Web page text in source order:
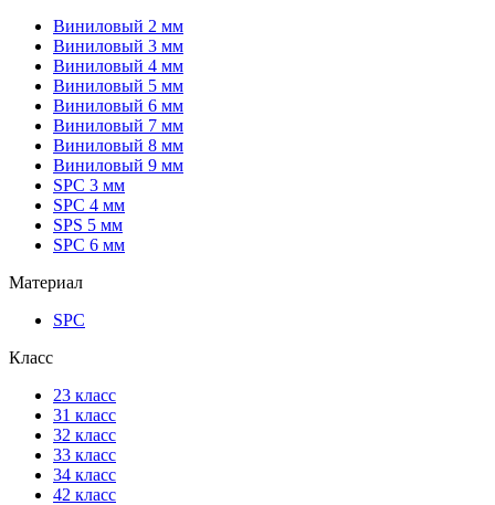
Виниловый 2 мм
Виниловый 3 мм
Виниловый 4 мм
Виниловый 5 мм
Виниловый 6 мм
Виниловый 7 мм
Виниловый 8 мм
Виниловый 9 мм
SPC 3 мм
SPC 4 мм
SPS 5 мм
SPC 6 мм
Материал
SPC
Класс
23 класс
31 класс
32 класс
33 класс
34 класс
42 класс